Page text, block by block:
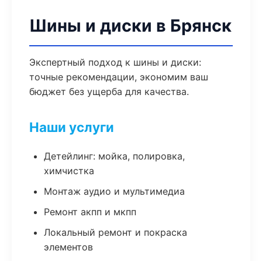
Шины и диски в Брянск
Экспертный подход к шины и диски:
точные рекомендации, экономим ваш
бюджет без ущерба для качества.
Наши услуги
Детейлинг: мойка, полировка,
химчистка
Монтаж аудио и мультимедиа
Ремонт акпп и мкпп
Локальный ремонт и покраска
элементов